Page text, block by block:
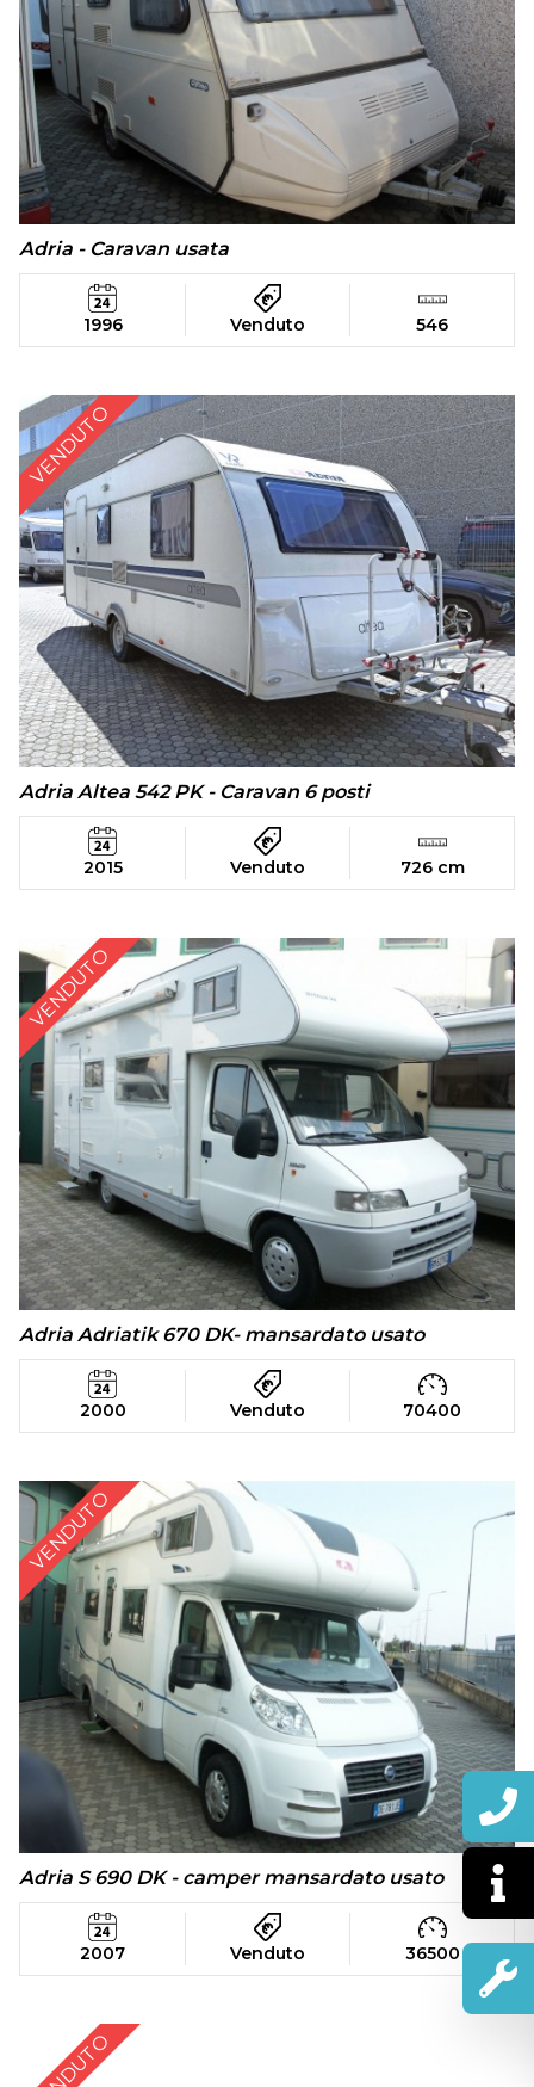
Adria - Caravan usata
1996 Venduto 546
VENDUTO
Adria Altea 542 PK - Caravan 6 posti
2015 Venduto 726 cm
VENDUTO
Adria Adriatik 670 DK- mansardato usato
2000 Venduto 70400
VENDUTO
Adria S 690 DK - camper mansardato usato
2007 Venduto 36500